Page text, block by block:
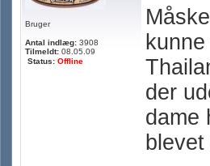
Bruger
Antal indlæg: 3908
Tilmeldt: 08.05.09
Status: Offline
der
dame